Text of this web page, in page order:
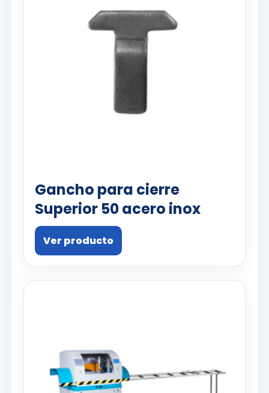
Gancho para cierre
Superior 50 acero inox
Ver producto